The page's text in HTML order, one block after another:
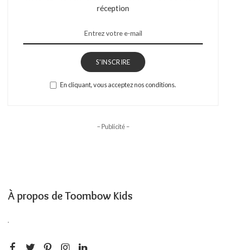
réception
S'INSCRIRE
En cliquant, vous acceptez nos conditions.
– Publicité –
À propos de Toombow Kids
.